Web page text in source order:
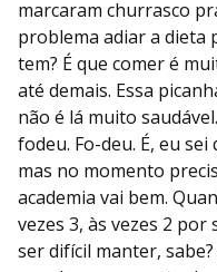
marcaram churrasco
problema adiar a dieta
tem? É que comer é
até demais. Essa
não é lá muito
fodeu. Fo-deu. É, eu
mas no momento
academia vai bem.
vezes 3, às vezes 2
ser difícil manter,